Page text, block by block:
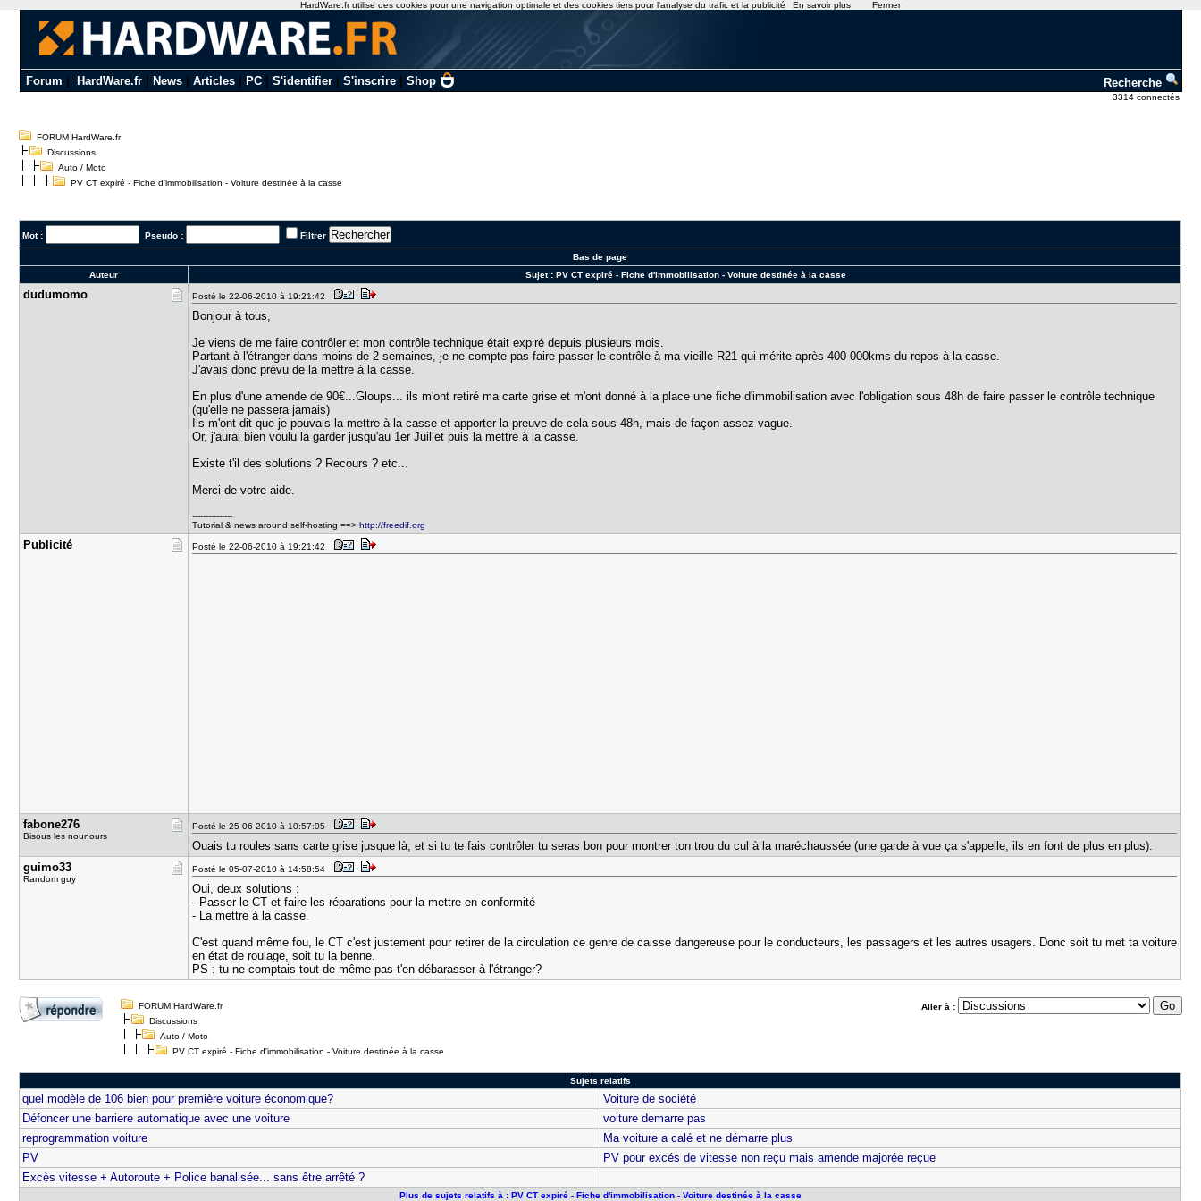
Forum HardWare.fr| News| Articles| PC| S'identifier| S'inscrire| Shop Recherche
3314 connectés
FORUM HardWare.fr
Discussions
Auto / Moto
PV CT expiré - Fiche d'immobilisation - Voiture destinée à la casse
Mot : Pseudo : Filtrer
Bas de page
Auteur
Sujet :PV CT expiré - Fiche d'immobilisation - Voiture destinée à la casse
dudumomo Posté le 22-06-2010 à 19:21:42
Bonjour à tous,
Je viens de me faire contrôler et mon contrôle technique était expiré depuis plusieurs mois.
Partant à l'étranger dans moins de 2 semaines, je ne compte pas faire passer le contrôle à ma vieille R21 qui mérite après 400 000kms du repos à la casse.
J'avais donc prévu de la mettre à la casse.
En plus d'une amende de 90€...Gloups... ils m'ont retiré ma carte grise et m'ont donné à la place une fiche d'immobilisation avec l'obligation sous 48h de faire passer le contrôle technique
(qu'elle ne passera jamais)
Ils m'ont dit que je pouvais la mettre à la casse et apporter la preuve de cela sous 48h, mais de façon assez vague.
Or, j'aurai bien voulu la garder jusqu'au 1er Juillet puis la mettre à la casse.
Existe t'il des solutions ? Recours ? etc...
Merci de votre aide.
---------------
Tutorial & news around self-hosting ==>http://freedif.org
Publicité Posté le 22-06-2010 à 19:21:42
fabone276
Bisous les nounours
Posté le 25-06-2010 à 10:57:05
Ouais tu roules sans carte grise jusque là, et si tu te fais contrôler tu seras bon pour montrer ton trou du cul à la maréchaussée (une garde à vue ça s'appelle, ils en font de plus en plus).
guimo33
Random guy
Posté le 05-07-2010 à 14:58:54
Oui, deux solutions :
- Passer le CT et faire les réparations pour la mettre en conformité
- La mettre à la casse.
C'est quand même fou, le CT c'est justement pour retirer de la circulation ce genre de caisse dangereuse pour le conducteurs, les passagers et les autres usagers. Donc soit tu met ta voiture
en état de roulage, soit tu la benne.
PS : tu ne comptais tout de même pas t'en débarasser à l'étranger?
Aller à :
FORUM HardWare.fr
Discussions
Auto / Moto
PV CT expiré - Fiche d'immobilisation - Voiture destinée à la casse
Sujets relatifs
quel modèle de 106 bien pour première voiture économique?
Voiture de société
Défoncer une barriere automatique avec une voiture
voiture demarre pas
reprogrammation voiture
Ma voiture a calé et ne démarre plus
PV
PV pour excés de vitesse non reçu mais amende majorée reçue
Excès vitesse + Autoroute + Police banalisée... sans être arrêté ?
Plus de sujets relatifs à : PV CT expiré - Fiche d'immobilisation - Voiture destinée à la casse
HardWare.fr utilise des cookies pour une navigation optimale et des cookies tiers pour l'analyse du trafic et la publicité En savoir plus Fermer